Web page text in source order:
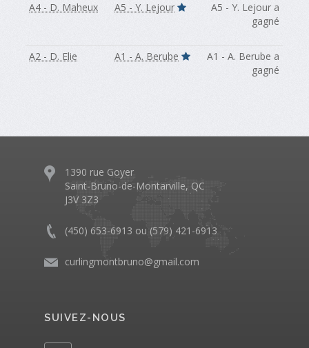
A4 - D. Maheux A5 - Y. Lejour
A5 - Y. Lejour a
gagné
A2 - D. Elie A1 - A. Berube
A1 - A. Berube a
gagné
1390 rue Goyer
Saint-Bruno-de-Montarville, QC
J3V 3Z3
(450) 653-6913 ou (579) 421-6913
curlingmontbruno@gmail.com
SUIVEZ-NOUS